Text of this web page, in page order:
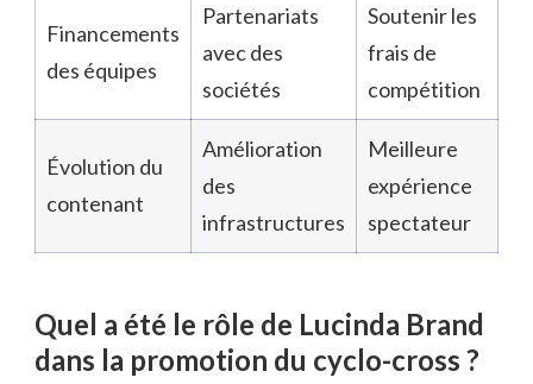
Financements
des équipes
Partenariats
avec des
sociétés
Soutenir les
frais de
compétition
Évolution du
contenant
Amélioration
des
infrastructures
Meilleure
expérience
spectateur
Quel a été le rôle de Lucinda Brand
dans la promotion du cyclo-cross ?